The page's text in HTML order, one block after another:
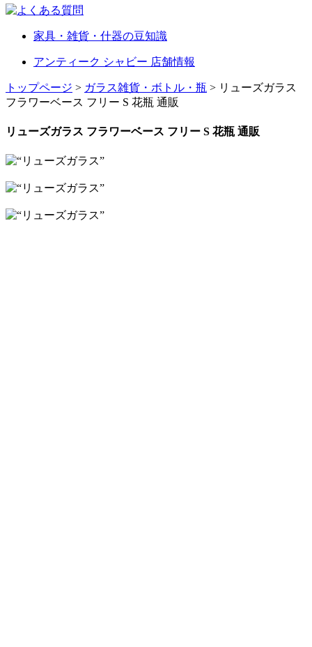
家具・雑貨・什器の豆知識
アンティーク シャビー 店舗情報
トップページ > ガラス雑貨・ボトル・瓶 > リューズガラス
フラワーベース フリー S 花瓶 通販
リューズガラス フラワーベース フリー S 花瓶 通販